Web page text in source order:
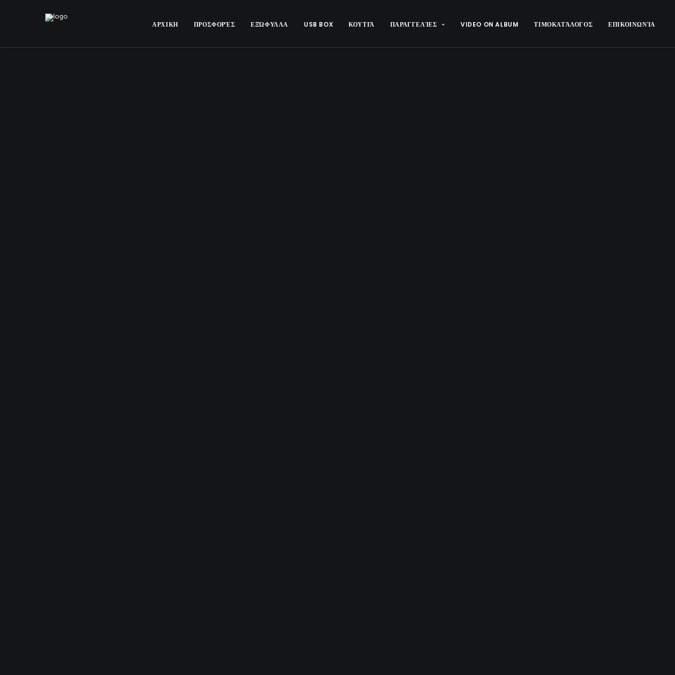
ΑΡΧΙΚΗ ΠΡΟΣΦΟΡΈΣ ΕΞΏΦΥΛΛΑ USB BOX ΚΟΥΤΙΆ ΠΑΡΑΓΓΕΛΊΕΣ VIDEO ON ALBUM ΤΙΜΟΚΑΤΆΛΟΓΟΣ ΕΠΙΚΟΙΝΩΝΊΑ